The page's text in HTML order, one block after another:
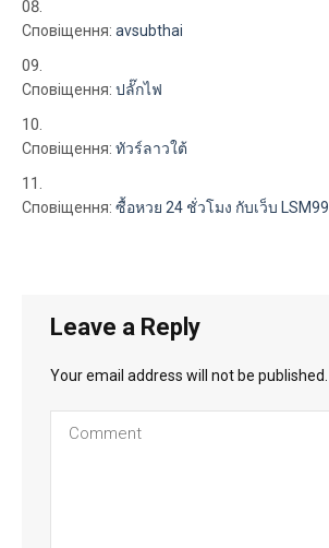
Сповіщення: avsubthai
Сповіщення: ปลั๊กไฟ
Сповіщення: ทัวร์ลาวใต้
Сповіщення: ซื้อหวย 24 ชั่วโมง กับเว็บ LSM99
Leave a Reply
Your email address will not be published.